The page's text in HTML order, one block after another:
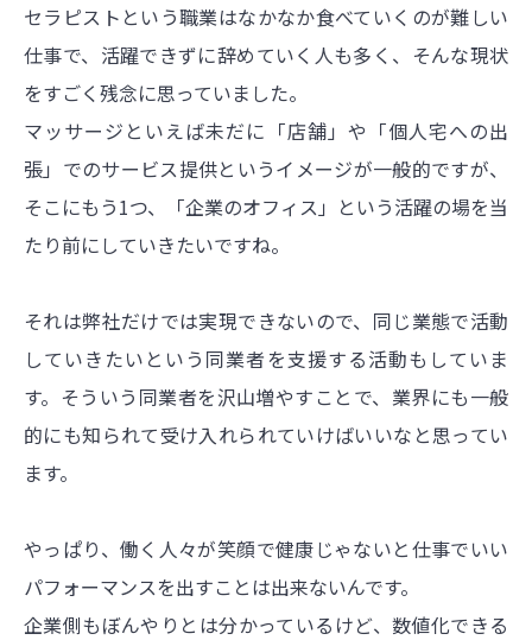
セラピストという職業はなかなか食べていくのが難しい
仕事で、活躍できずに辞めていく人も多く、そんな現状
をすごく残念に思っていました。
マッサージといえば未だに「店舗」や「個人宅への出
張」でのサービス提供というイメージが一般的ですが、
そこにもう1つ、「企業のオフィス」という活躍の場を当
たり前にしていきたいですね。
それは弊社だけでは実現できないので、同じ業態で活動
していきたいという同業者を支援する活動もしていま
す。そういう同業者を沢山増やすことで、業界にも一般
的にも知られて受け入れられていけばいいなと思ってい
ます。
やっぱり、働く人々が笑顔で健康じゃないと仕事でいい
パフォーマンスを出すことは出来ないんです。
企業側もぼんやりとは分かっているけど、数値化できる